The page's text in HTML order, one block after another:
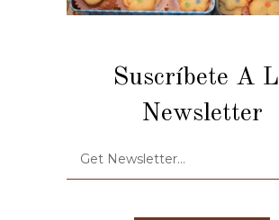
Suscríbete A
Newsletter